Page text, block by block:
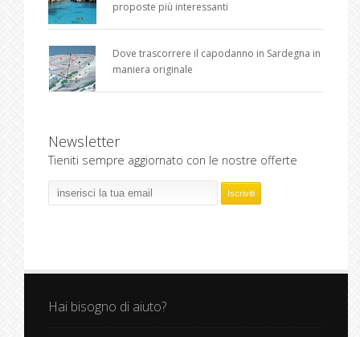
proposte più interessanti
Dove trascorrere il capodanno in Sardegna in
maniera originale
Newsletter
Tieniti sempre aggiornato con le nostre offerte
Hai bisogno di aiuto?